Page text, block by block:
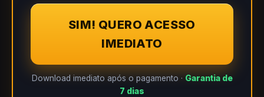
SIM! QUERO ACESSO
IMEDIATO
Download imediato após o pagamento · Garantia de
7 dias